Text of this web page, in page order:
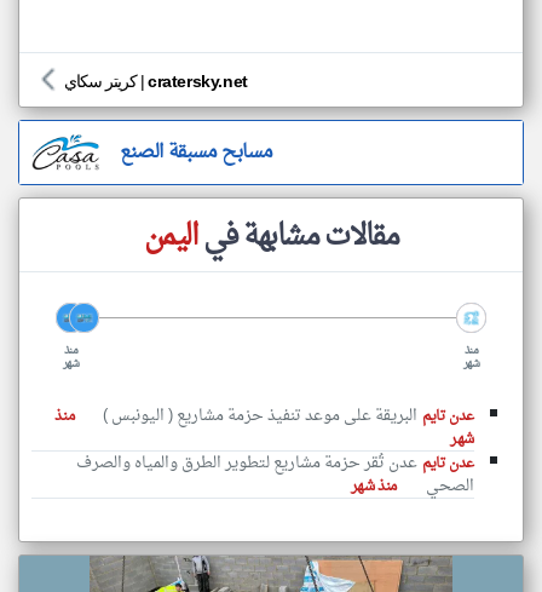
كريتر سكاي|cratersky.net
مسابح مسبقة الصنع
مقالات مشابهة فياليمن
منذ
شهر
منذ
شهر
عدن تايم البريقة على موعد تنفيذ حزمة مشاريع ( اليونبس )
منذ
شهر
عدن تايم عدن تُقر حزمة مشاريع لتطوير الطرق والمياه والصرف
الصحي منذ شهر